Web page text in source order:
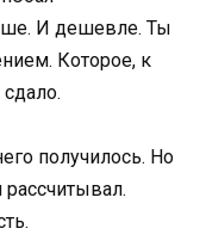
И дешевле. Ты
Которое, к
получилось. Но